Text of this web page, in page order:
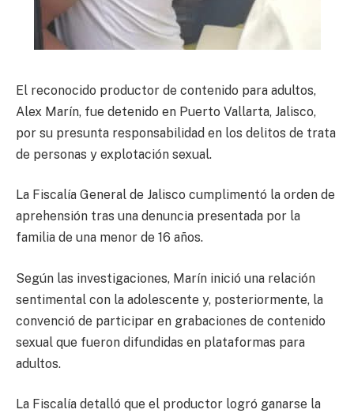
El reconocido productor de contenido para adultos,
Alex Marín, fue detenido en Puerto Vallarta, Jalisco,
por su presunta responsabilidad en los delitos de trata
de personas y explotación sexual.
La Fiscalía General de Jalisco cumplimentó la orden de
aprehensión tras una denuncia presentada por la
familia de una menor de 16 años.
Según las investigaciones, Marín inició una relación
sentimental con la adolescente y, posteriormente, la
convenció de participar en grabaciones de contenido
sexual que fueron difundidas en plataformas para
adultos.
La Fiscalía detalló que el productor logró ganarse la